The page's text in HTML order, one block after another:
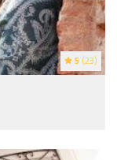
5 (23)